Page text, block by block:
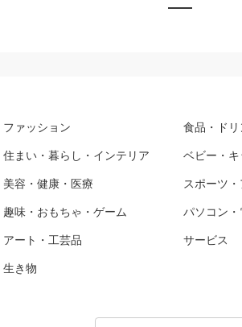
ファッション 食品・ドリ
住まい・暮らし・インテリア ベビー・
美容・健康・医療 スポーツ
趣味・おもちゃ・ゲーム パソコン
アート・工芸品 サービス
生き物